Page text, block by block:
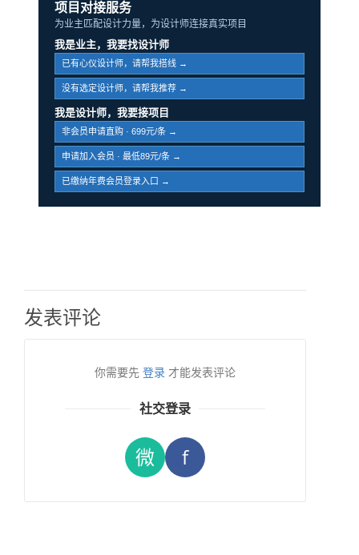
项目对接服务
为业主匹配设计力量，为设计师连接真实项目
我是业主，我要找设计师
已有心仪设计师，请帮我搭线 →
没有选定设计师，请帮我推荐 →
我是设计师，我要接项目
非会员申请直购 · 699元/条 →
申请加入会员 · 最低89元/条 →
已缴纳年费会员登录入口 →
发表评论
你需要先 登录 才能发表评论
社交登录
微 f